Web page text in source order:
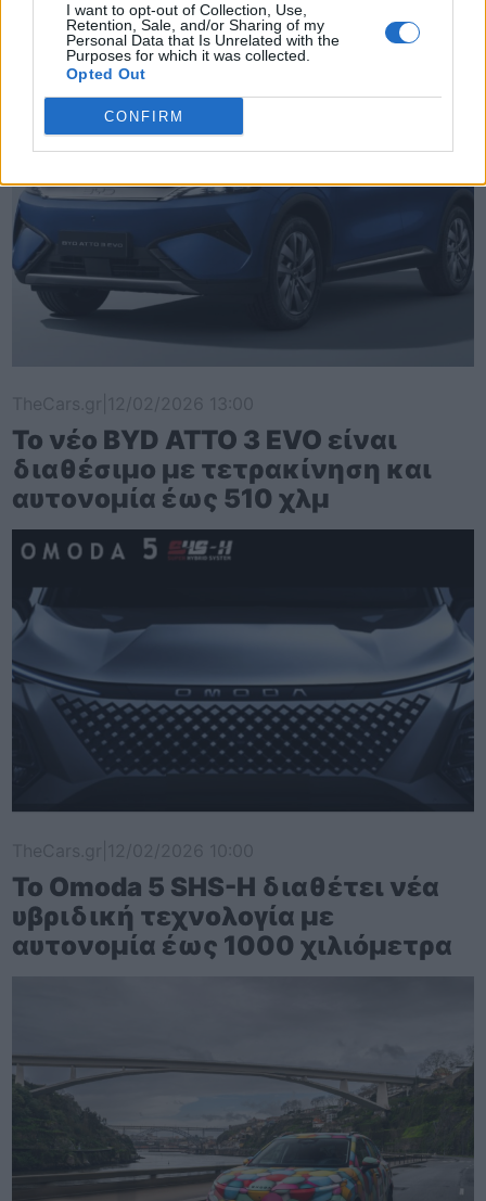
I want to opt-out of Collection, Use,
Retention, Sale, and/or Sharing of my
Personal Data that Is Unrelated with the
Purposes for which it was collected.
Opted Out
CONFIRM
Το νέο BYD ATTO 3 EVO είναι
διαθέσιμο με τετρακίνηση και
αυτονομία έως 510 χλμ
Το Omoda 5 SHS-H διαθέτει νέα
υβριδική τεχνολογία με
αυτονομία έως 1000 χιλιόμετρα